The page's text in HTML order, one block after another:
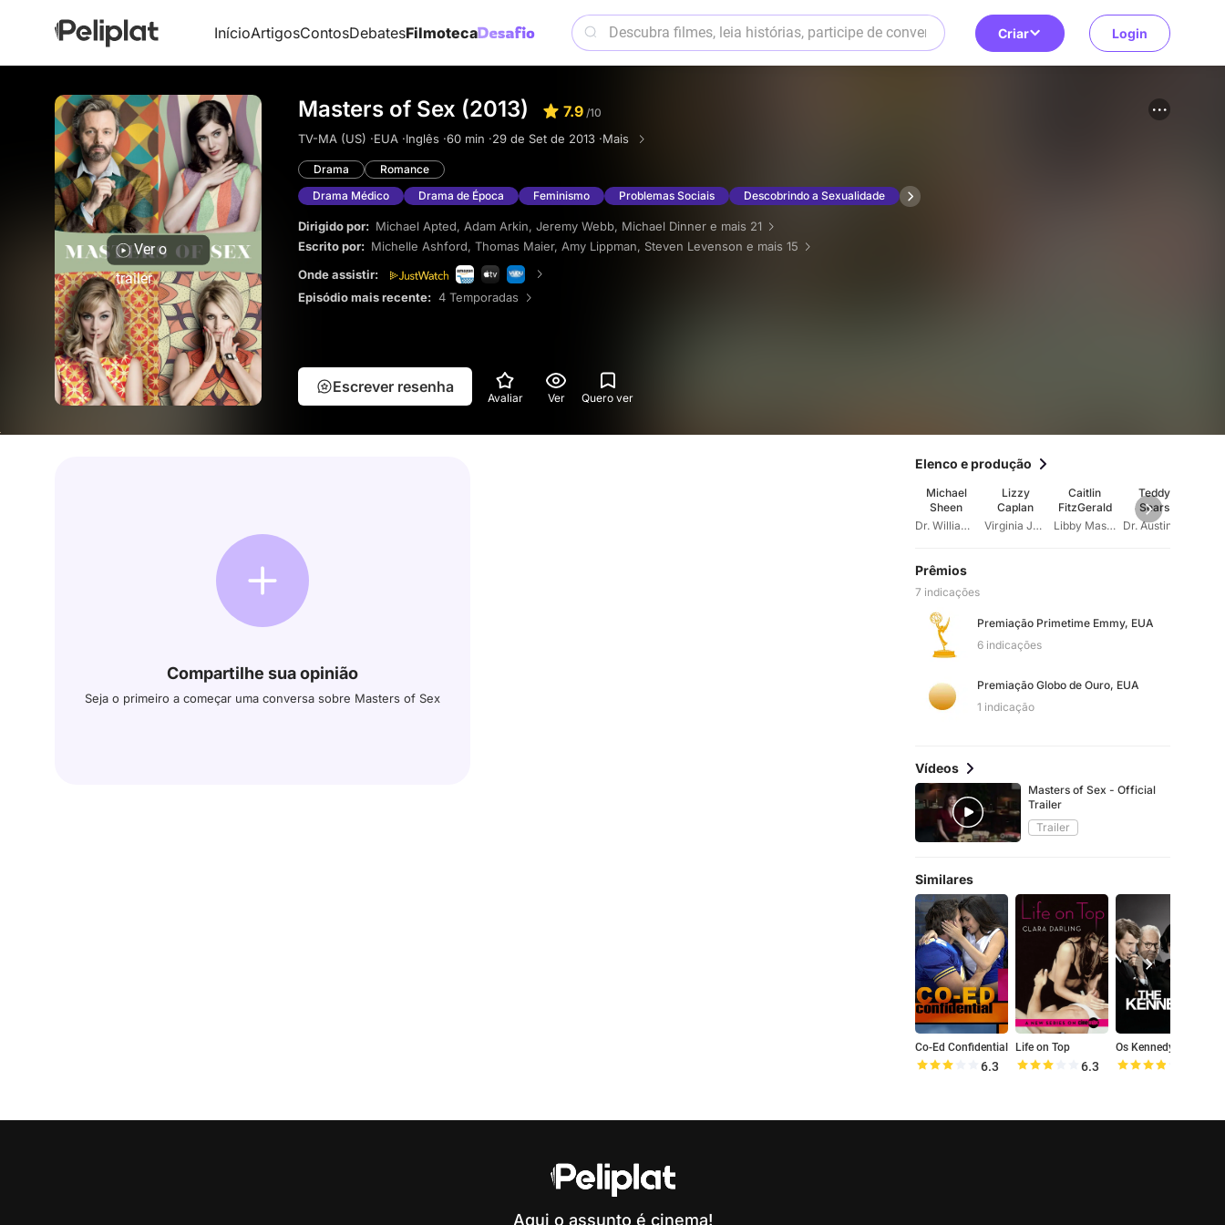
InícioArtigosContosDebatesFilmoteca Criar Login
Ver o
trailer
Masters of Sex (2013) 7.9 /10
TV-MA (US) ·EUA ·Inglês ·60 min ·29 de Set de 2013 ·Mais
Drama
Romance
Drama Médico
Drama de Época Feminismo Problemas Sociais Descobrindo a Sexualidade
Dirigido por: Michael Apted, Adam Arkin, Jeremy Webb, Michael Dinner e mais 21
Escrito por: Michelle Ashford, Thomas Maier, Amy Lippman, Steven Levenson e mais 15
Onde assistir:
Episódio mais recente: 4 Temporadas
Escrever resenha
Avaliar Ver Quero ver
Compartilhe sua opinião
Seja o primeiro a começar uma conversa sobre Masters of Sex
Elenco e produção
Michael
Sheen
Dr. William Masters
Lizzy
Caplan
Virginia Johnson
Caitlin
FitzGerald
Libby Masters
Teddy
Sears
Prêmios
7 indicações
Premiação Primetime Emmy, EUA
6 indicações
Premiação Globo de Ouro, EUA
1 indicação
Vídeos
Masters of Sex - Official
Trailer
Trailer
Similares
Co-Ed Confidential
6.3
Life on Top
6.3
Os Kennedy
Aqui o assunto é cinema!